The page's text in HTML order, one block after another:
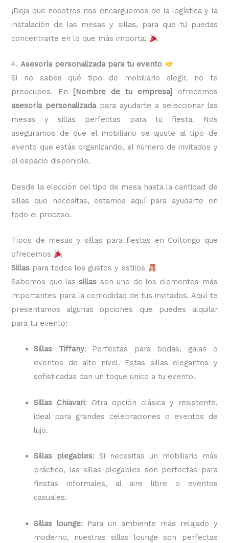
¡Deja que nosotros nos encarguemos de la logística y la
instalación de las mesas y sillas, para que tú puedas
concentrarte en lo que más importa!
4.Asesoría personalizada para tu evento
Si no sabes qué tipo de mobiliario elegir, no te
preocupes. En
[Nombre de tu empresa]
ofrecemos
asesoría personalizadapara ayudarte a seleccionar las
mesas y sillas perfectas para tu fiesta. Nos
aseguramos de que el mobiliario se ajuste al tipo de
evento que estás organizando, el número de invitados y
el espacio disponible.
Desde la elección del tipo de mesa hasta la cantidad de
sillas que necesitas, estamos aquí para ayudarte en
todo el proceso.
Tipos de mesas y sillas para fiestas en Coltongo que
ofrecemos
Sillas para todos los gustos y estilos
Sabemos que lassillas son uno de los elementos más
importantes para la comodidad de tus invitados. Aquí te
presentamos algunas opciones que puedes alquilar
para tu evento:
Sillas Tiffany: Perfectas para bodas, galas o
eventos de alto nivel. Estas sillas elegantes y
sofisticadas dan un toque único a tu evento.
Sillas Chiavari: Otra opción clásica y resistente,
ideal para grandes celebraciones o eventos de
lujo.
Sillas plegables: Si necesitas un mobiliario más
práctico, las sillas plegables son perfectas para
fiestas informales, al aire libre o eventos
casuales.
Sillas lounge: Para un ambiente más relajado y
moderno, nuestras sillas lounge son perfectas